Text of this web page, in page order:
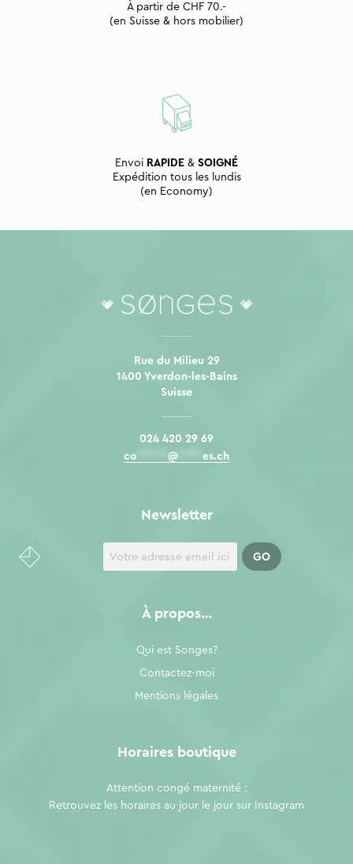
À partir de CHF 70.-
(en Suisse & hors mobilier)
Envoi RAPIDE & SOIGNÉ
Expédition tous les lundis
(en Economy)
Rue du Milieu 29
1400 Yverdon-les-Bains
Suisse
024 420 29 69
co
@ es.ch
À propos…
Qui est Songes?
Contactez-moi
Mentions légales
Newsletter
Horaires boutique
Attention congé maternité :
Retrouvez les horaires au jour le jour sur
Instagram